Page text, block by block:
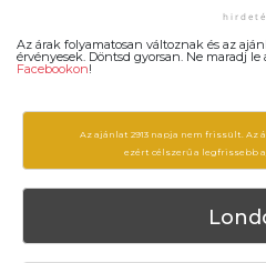
Az árak folyamatosan változnak és az
érvényesek. Döntsd gyorsan. Ne maradj
Facebookon!
Az ajánlat 2913 napja nem frissült. Az
ezért célszerű a legfrissebb